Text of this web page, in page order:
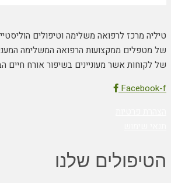
טיליה מרכז לרפואה משלימה וטיפולים
של מטפלים ממקצועות הרפואה המשלימה
של לקוחות אשר מעוניינים בשיפור אורח חיים
Facebook-f
הטיפולים שלנו